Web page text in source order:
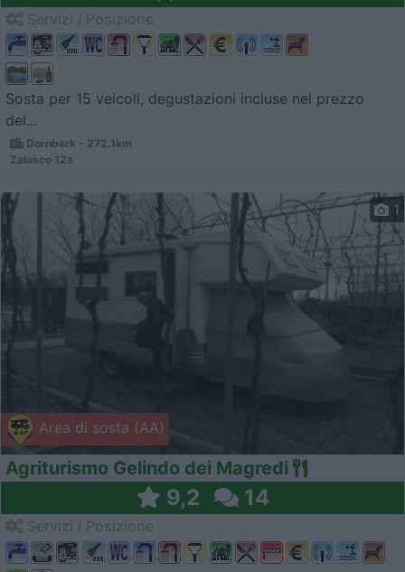
Sosta per 15 veicoli, degustazioni incluse nel prezzo
del...
Dornberk - 272.1km
Zalosce 12a
Area di sosta (AA)
1
Agriturismo Gelindo dei Magredi
9,2 14